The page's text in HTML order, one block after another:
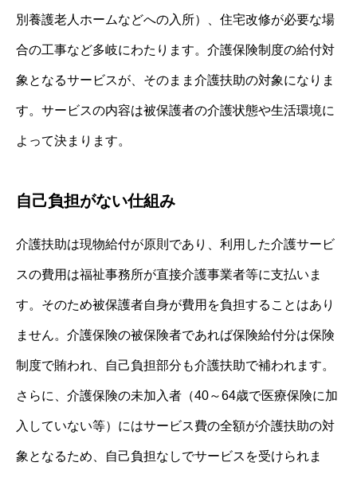
別養護老人ホームなどへの入所）、住宅改修が必要な場
合の工事など多岐にわたります。介護保険制度の給付対
象となるサービスが、そのまま介護扶助の対象になりま
す。サービスの内容は被保護者の介護状態や生活環境に
よって決まります。
自己負担がない仕組み
介護扶助は現物給付が原則であり、利用した介護サービ
スの費用は福祉事務所が直接介護事業者等に支払いま
す。そのため被保護者自身が費用を負担することはあり
ません。介護保険の被保険者であれば保険給付分は保険
制度で賄われ、自己負担部分も介護扶助で補われます。
さらに、介護保険の未加入者（40～64歳で医療保険に加
入していない等）にはサービス費の全額が介護扶助の対
象となるため、自己負担なしでサービスを受けられま